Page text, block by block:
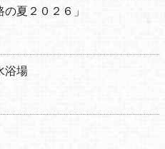
の夏２０２６」
浴場